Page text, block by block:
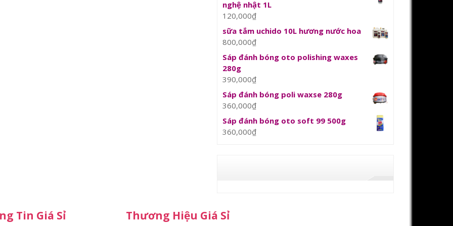
nghệ nhật 1L
120,000₫
sữa tắm uchido 10L hương nước hoa
800,000₫
Sáp đánh bóng oto polishing waxes
280g
390,000₫
Sáp đánh bóng poli waxse 280g
360,000₫
Sáp đánh bóng oto soft 99 500g
360,000₫
Tin Giá Sỉ Thương Hiệu Giá Sỉ